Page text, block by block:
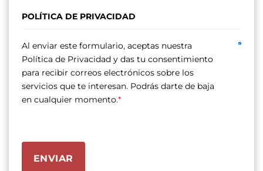
POLÍTICA DE PRIVACIDAD
Al enviar este formulario, aceptas nuestra
Política de Privacidad y das tu consentimiento
para recibir correos electrónicos sobre los
servicios que te interesan. Podrás darte de baja
en cualquier momento.*
ENVIAR